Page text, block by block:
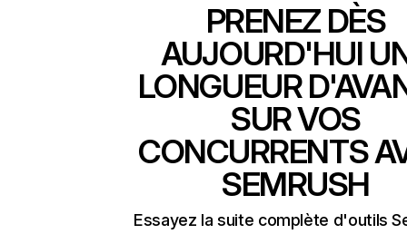
PRENEZ DÈS
AUJOURD'HUI
LONGUEUR
SUR VOS
CONCURRENTS
SEMRUSH
Essayez la suite complète d'outils